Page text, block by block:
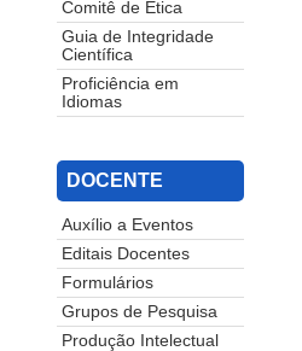
Comitê de Ética
Guia de Integridade
Científica
Proficiência em
Idiomas
DOCENTE
Auxílio a Eventos
Editais Docentes
Formulários
Grupos de Pesquisa
Produção Intelectual